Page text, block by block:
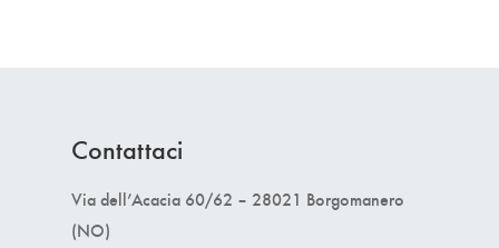
Contattaci
Via dell’Acacia 60/62 – 28021 Borgomanero
(NO)